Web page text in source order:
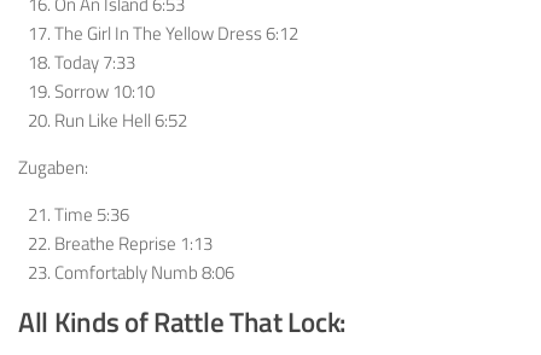
The Girl In The Yellow Dress 6:12
Today 7:33
Sorrow 10:10
Run Like Hell 6:52
Zugaben:
Time 5:36
Breathe Reprise 1:13
Comfortably Numb 8:06
All Kinds of Rattle That Lock: